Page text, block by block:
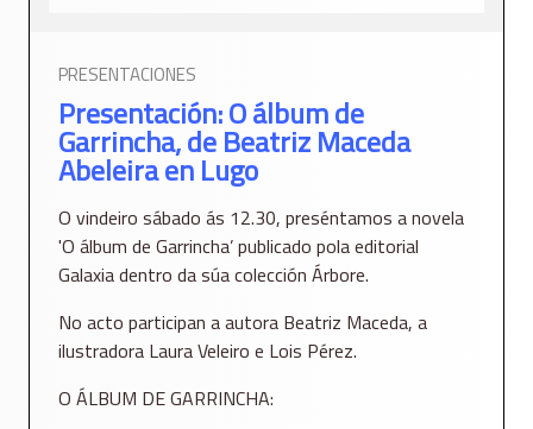
PRESENTACIONES
Presentación: O álbum de
Garrincha, de Beatriz Maceda
Abeleira en Lugo
O vindeiro sábado ás 12.30, preséntamos a novela
'O álbum de Garrincha’ publicado pola editorial
Galaxia dentro da súa colección Árbore.
No acto participan a autora Beatriz Maceda, a
ilustradora Laura Veleiro e Lois Pérez.
O ÁLBUM DE GARRINCHA: